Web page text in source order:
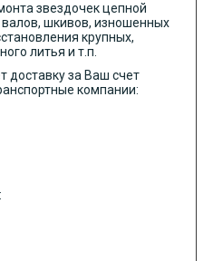
звездочек цепной
шкивов, изношенных
крупных,
литья и т.п.
доставку за Ваш счет
компании: